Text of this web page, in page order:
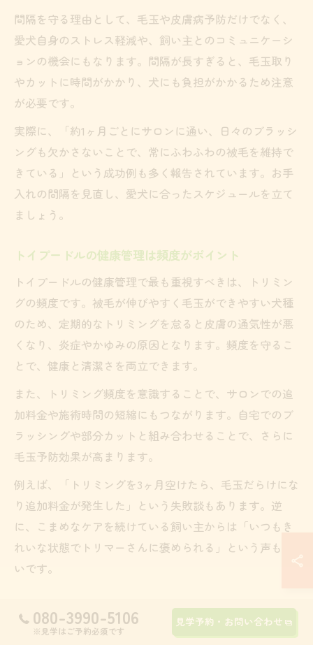
間隔を守る理由として、毛玉や皮膚病予防だけでなく、
愛犬自身のストレス軽減や、飼い主とのコミュニケーシ
ョンの機会にもなります。間隔が長すぎると、毛玉取り
やカットに時間がかかり、犬にも負担がかかるため注意
が必要です。
実際に、「約1ヶ月ごとにサロンに通い、日々のブラッシ
ングも欠かさないことで、常にふわふわの被毛を維持で
きている」という成功例も多く報告されています。お手
入れの間隔を見直し、愛犬に合ったスケジュールを立て
ましょう。
トイプードルの健康管理は頻度がポイント
トイプードルの健康管理で最も重視すべきは、トリミン
グの頻度です。被毛が伸びやすく毛玉ができやすい犬種
のため、定期的なトリミングを怠ると皮膚の通気性が悪
くなり、炎症やかゆみの原因となります。頻度を守るこ
とで、健康と清潔さを両立できます。
また、トリミング頻度を意識することで、サロンでの追
加料金や施術時間の短縮にもつながります。自宅でのブ
ラッシングや部分カットと組み合わせることで、さらに
毛玉予防効果が高まります。
例えば、「トリミングを3ヶ月空けたら、毛玉だらけにな
り追加料金が発生した」という失敗談もあります。逆
に、こまめなケアを続けている飼い主からは「いつもき
れいな状態でトリマーさんに褒められる」という声も多
いです。
トイプードル健康維持のための適切な頻度選び
トイプードルの健康維持には、愛犬に合ったトリミング
080-3990-5106
※見学はご予約必須です
見学予約・お問い合わせ